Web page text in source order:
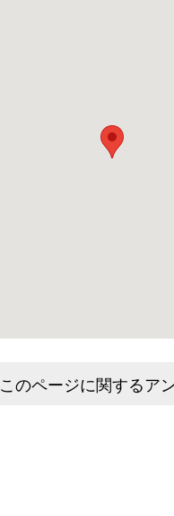
このページに関するア